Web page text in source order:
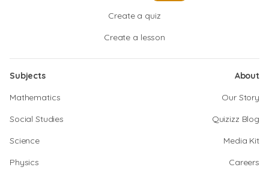
Create a quiz
Create a lesson
Subjects
Mathematics
Social Studies
Science
Physics
About
Our Story
Quizizz Blog
Media Kit
Careers